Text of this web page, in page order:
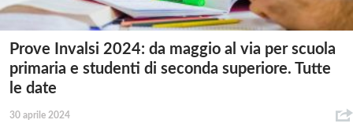
Prove Invalsi 2024: da maggio al via per scuola
primaria e studenti di seconda superiore. Tutte
le date
30 aprile 2024